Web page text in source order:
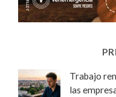
Trabajo
las